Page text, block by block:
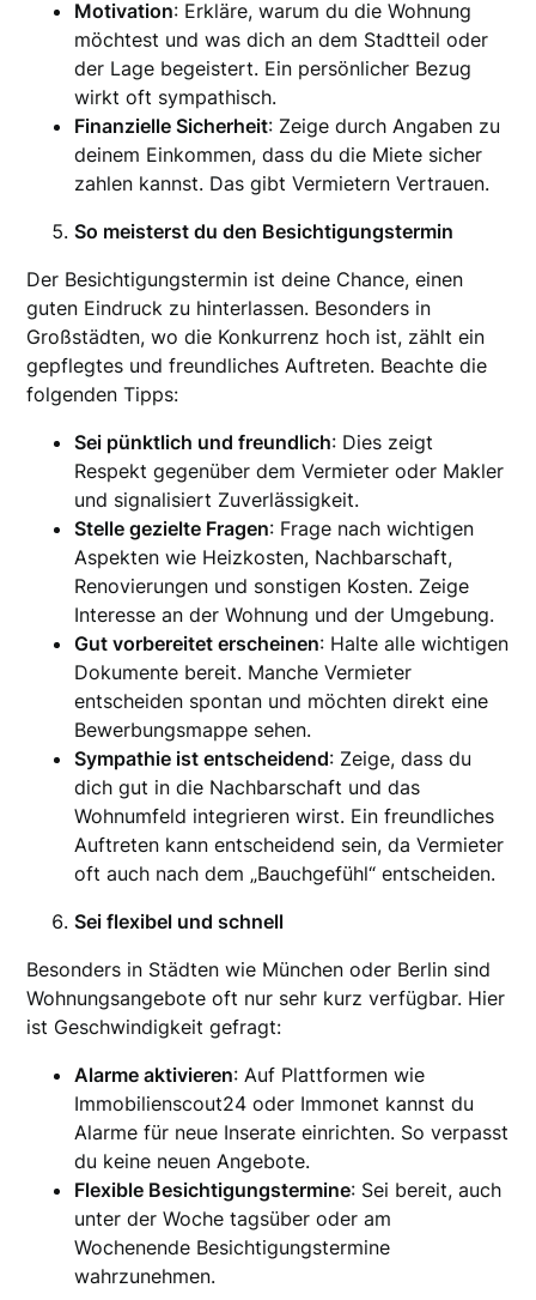
Motivation: Erkläre, warum du die Wohnung
möchtest und was dich an dem Stadtteil oder
der Lage begeistert. Ein persönlicher Bezug
wirkt oft sympathisch.
Finanzielle Sicherheit: Zeige durch Angaben zu
deinem Einkommen, dass du die Miete sicher
zahlen kannst. Das gibt Vermietern Vertrauen.
So meisterst du den Besichtigungstermin
Der Besichtigungstermin ist deine Chance, einen
guten Eindruck zu hinterlassen. Besonders in
Großstädten, wo die Konkurrenz hoch ist, zählt ein
gepflegtes und freundliches Auftreten. Beachte die
folgenden Tipps:
Sei pünktlich und freundlich: Dies zeigt
Respekt gegenüber dem Vermieter oder Makler
und signalisiert Zuverlässigkeit.
Stelle gezielte Fragen: Frage nach wichtigen
Aspekten wie Heizkosten, Nachbarschaft,
Renovierungen und sonstigen Kosten. Zeige
Interesse an der Wohnung und der Umgebung.
Gut vorbereitet erscheinen: Halte alle wichtigen
Dokumente bereit. Manche Vermieter
entscheiden spontan und möchten direkt eine
Bewerbungsmappe sehen.
Sympathie ist entscheidend: Zeige, dass du
dich gut in die Nachbarschaft und das
Wohnumfeld integrieren wirst. Ein freundliches
Auftreten kann entscheidend sein, da Vermieter
oft auch nach dem „Bauchgefühl“ entscheiden.
Sei flexibel und schnell
Besonders in Städten wie München oder Berlin sind
Wohnungsangebote oft nur sehr kurz verfügbar. Hier
ist Geschwindigkeit gefragt:
Alarme aktivieren: Auf Plattformen wie
Immobilienscout24 oder Immonet kannst du
Alarme für neue Inserate einrichten. So verpasst
du keine neuen Angebote.
Flexible Besichtigungstermine: Sei bereit, auch
unter der Woche tagsüber oder am
Wochenende Besichtigungstermine
wahrzunehmen.